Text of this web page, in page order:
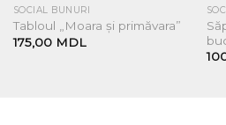
SOCIAL BUNURI
Tabloul „Moara și primăvara”
175,00 MDL